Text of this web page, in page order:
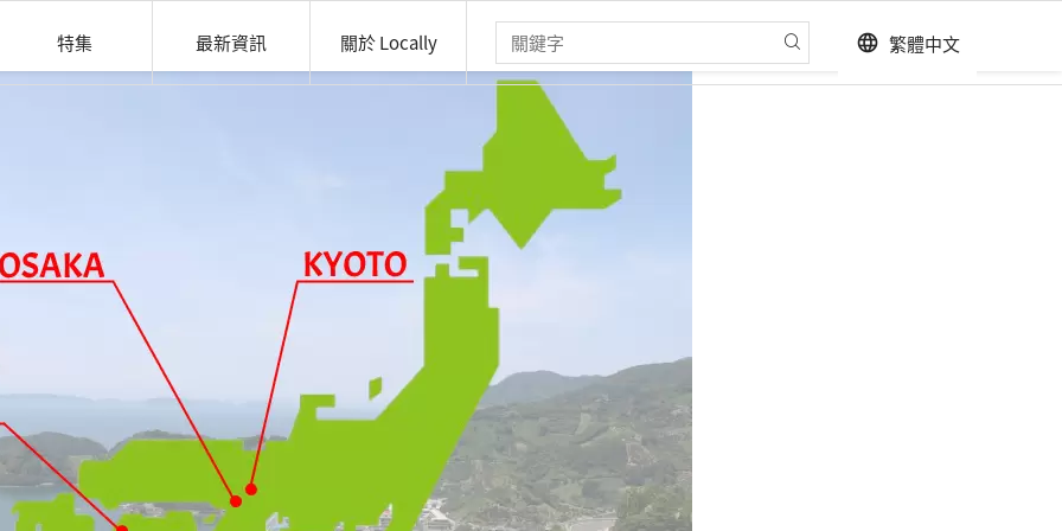
特集 最新資訊 關於 Locally language 繁體中文